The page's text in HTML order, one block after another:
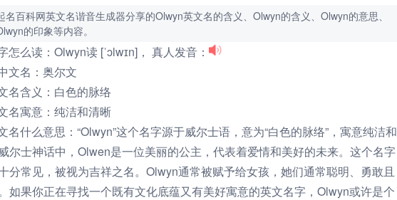
名百科网英文名谐音生成器分享的Olwyn英文名的含义、Olwyn的含义、Olwyn的意思、
的印象等内容。
怎么读： Olwyn读 [ˈɔlwɪn]， 真人发音：
文名： 奥尔文
名含义： 白色的脉络
名寓意： 纯洁和清晰
名什么意思： “Olwyn”这个名字源于威尔士语，意为“白色的脉络”，寓意纯洁和
尔士神话中，Olwen是一位美丽的公主，代表着爱情和美好的未来。这个名字
分常见，被视为吉祥之名。Olwyn通常被赋予给女孩，她们通常聪明、勇敢且
如果你正在寻找一个既有文化底蕴又有美好寓意的英文名字，Olwyn或许是个